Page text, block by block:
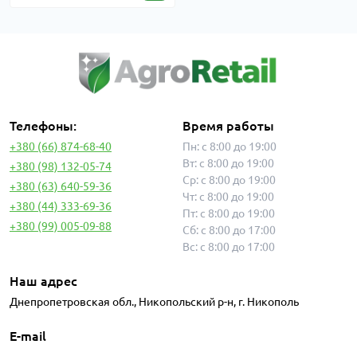
Телефоны:
+380 (66) 874-68-40
+380 (98) 132-05-74
+380 (63) 640-59-36
+380 (44) 333-69-36
+380 (99) 005-09-88
Время работы
Пн: с 8:00 до 19:00
Вт: с 8:00 до 19:00
Ср: с 8:00 до 19:00
Чт: с 8:00 до 19:00
Пт: с 8:00 до 19:00
Сб: с 8:00 до 17:00
Вс: с 8:00 до 17:00
Наш адрес
Днепропетровская обл., Никопольский р-н, г. Никополь
E-mail